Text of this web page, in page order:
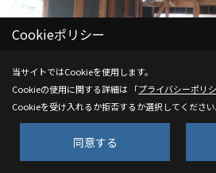
Cookieポリシー
当サイトではCookieを使用します。
Cookieの使用に関する詳細は 「プライバシーポリ
Cookieを受け入れるか拒否するか選択してください
同意する